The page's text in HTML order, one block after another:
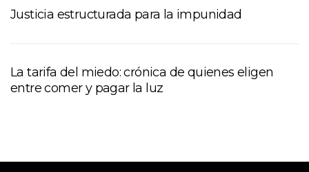
Justicia estructurada para la impunidad
La tarifa del miedo: crónica de quienes eligen
entre comer y pagar la luz